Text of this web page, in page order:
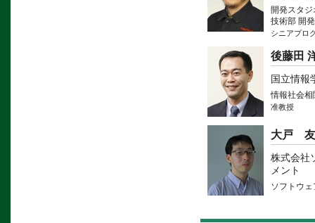
開発スタ
技術部 開
シニアプロ
後藤田
国立情報
情報社会相
准教授
大戸
株式会社
メント
ソフトウ